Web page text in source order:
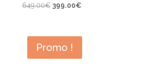
649.00€ Le
était :
649.00€.
399.00€Le
est :
Promo !